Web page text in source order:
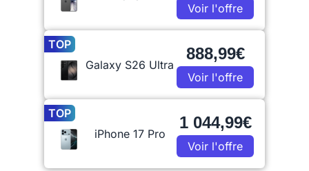
Voir l'offre
TOP
Galaxy S26 Ultra
888,99€
Voir l'offre
TOP
iPhone 17 Pro
1 044,99€
Voir l'offre